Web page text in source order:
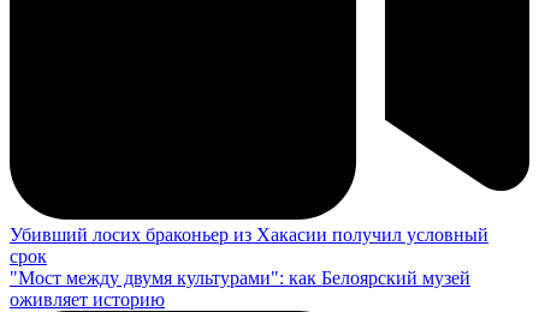
Убивший лосих браконьер из Хакасии получил условный
срок
"Мост между двумя культурами": как Белоярский музей
оживляет историю